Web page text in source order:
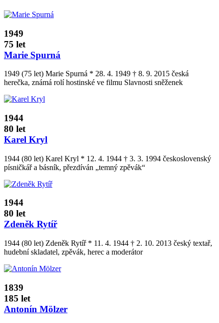
1949
75 let
Marie Spurná
1949 (75 let) Marie Spurná * 28. 4. 1949 † 8. 9. 2015 česká
herečka, známá rolí hostinské ve filmu Slavnosti sněženek
1944
80 let
Karel Kryl
1944 (80 let) Karel Kryl * 12. 4. 1944 † 3. 3. 1994 československý
písničkář a básník, přezdíván „temný zpěvák“
1944
80 let
Zdeněk Rytíř
1944 (80 let) Zdeněk Rytíř * 11. 4. 1944 † 2. 10. 2013 český textař,
hudební skladatel, zpěvák, herec a moderátor
1839
185 let
Antonín Mölzer